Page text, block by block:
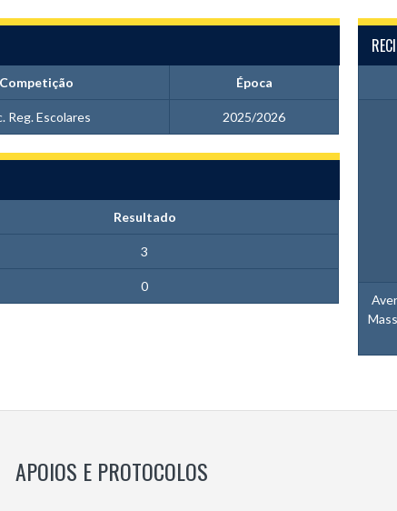
Competição Época
Reg. Escolares 2025/2026
Resultado
3
0
APOIOS E PROTOCOLOS